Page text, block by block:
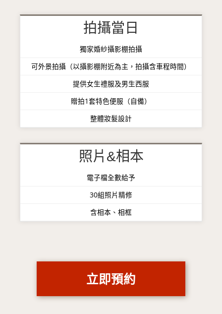
拍攝當日
獨家婚紗攝影棚拍攝
可外景拍攝（以攝影棚附近為主，拍攝含車程時間）
提供女生禮服及男生西服
贈拍1套特色便服（自備）
整體妝髮設計
照片&相本
電子檔全數給予
30組照片精修
含相本、相框
立即預約